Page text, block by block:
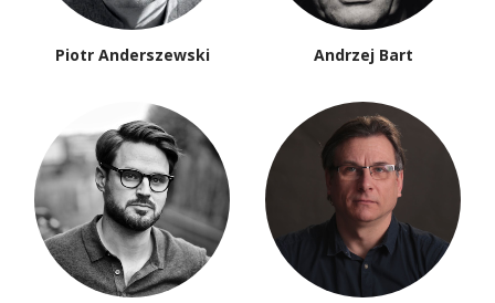
Piotr Anderszewski Andrzej Bart